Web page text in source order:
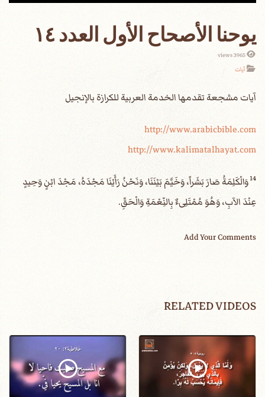
يوحنا الأصحاح الأول العدد ١٤
3965 views
آيات
آيات مشجعة تقدمها الخدمة العربية للكرازة بالإنجيل‏
http://www.arabicbible.com
http://www.kalimatalhayat.com
14وَالْكَلِمَةُ صَارَ بَشَراً، وَخَيَّمَ بَيْنَنَا، وَنَحْنُ رَأَيْنَا مَجْدَهُ، مَجْدَ ابْنٍ وَحِيدٍ
عِنْدَ الآبِ، وَهُوَ مُمْتَلِىءٌ بِالنِّعْمَةِ وَالْحَقِّ.
Add Your Comments
RELATED VIDEOS